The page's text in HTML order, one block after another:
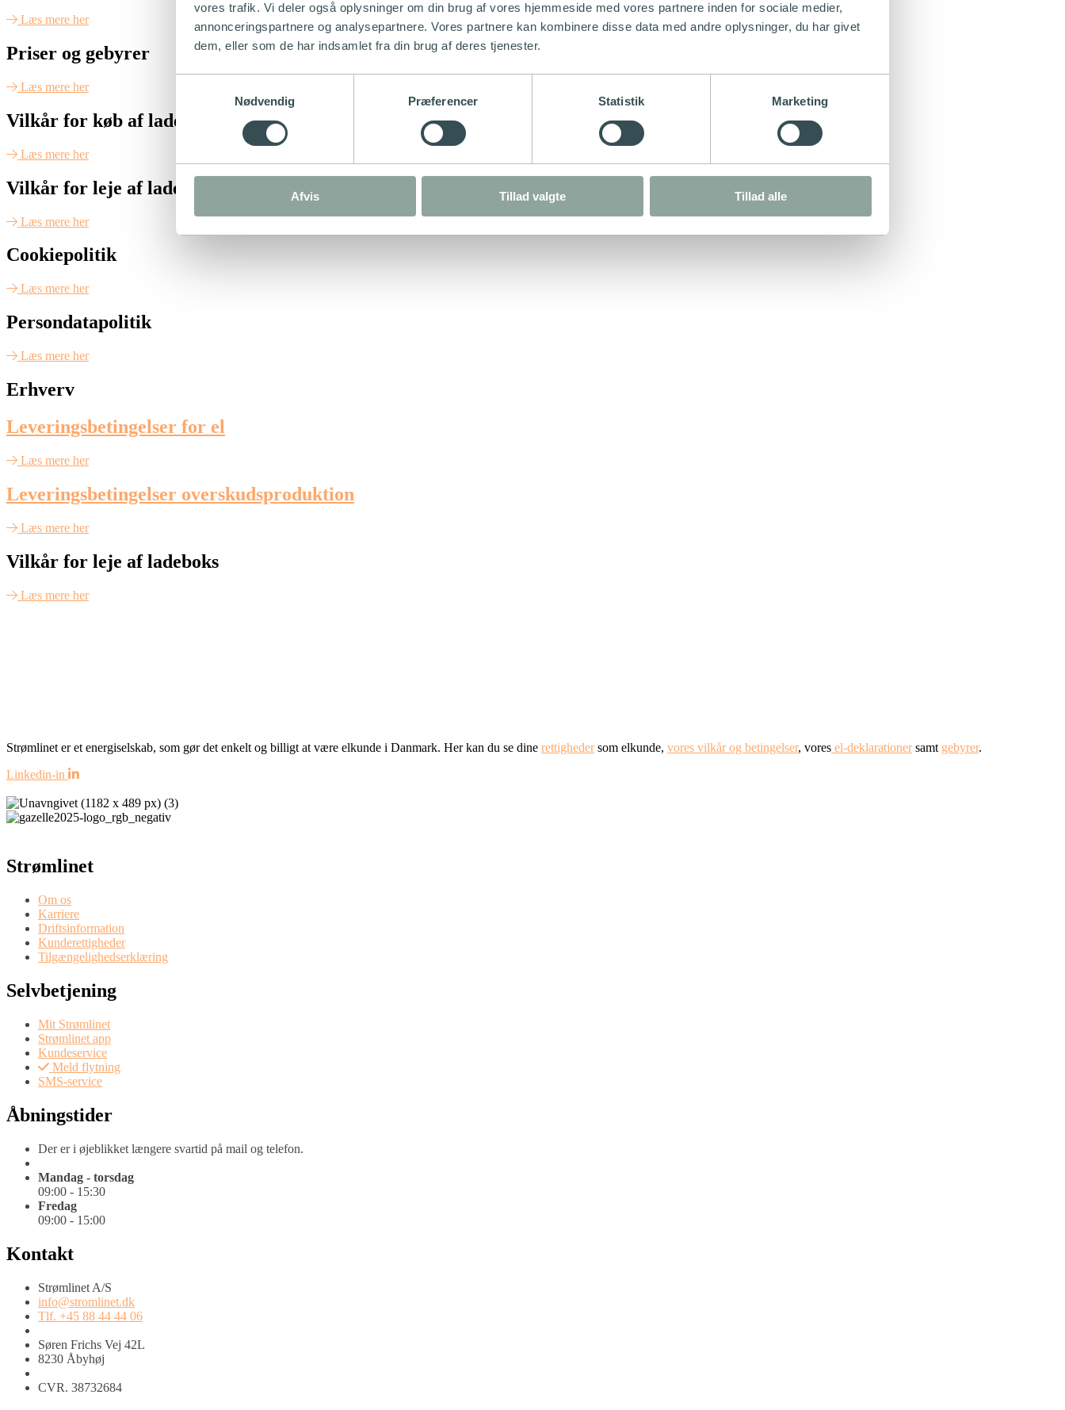
vores trafik. Vi deler også oplysninger om din brug af vores hjemmeside med vores partnere inden for sociale medier,
annonceringspartnere og analysepartnere. Vores partnere kan kombinere disse data med andre oplysninger, du har givet
dem, eller som de har indsamlet fra din brug af deres tjenester.
Nødvendig
Præferencer Statistik Marketing
Afvis Tillad valgte Tillad alle
Læs mere her
Priser og gebyrer
Læs mere her
Vilkår for køb af ladeboks
Læs mere her
Vilkår for leje af ladeboks
Læs mere her
Cookiepolitik
Læs mere her
Persondatapolitik
Læs mere her
Erhverv
Leveringsbetingelser for el
Læs mere her
Leveringsbetingelser overskudsproduktion
Læs mere her
Vilkår for leje af ladeboks
Læs mere her
Strømlinet er et energiselskab, som gør det enkelt og billigt at være elkunde i Danmark. Her kan du se dine rettighedersom elkunde, vores vilkår og betingelser, vores el-deklarationersamt gebyrer.
Linkedin-in
Strømlinet
Om os
Karriere
Driftsinformation
Kunderettigheder
Tilgængelighedserklæring
Selvbetjening
Mit Strømlinet
Strømlinet app
Kundeservice
Meld flytning
SMS-service
Åbningstider
Der er i øjeblikket længere svartid på mail og telefon.
Mandag - torsdag
09:00 - 15:30
Fredag
09:00 - 15:00
Kontakt
Strømlinet A/S
info@stromlinet.dk
Tlf. +45 88 44 44 06
Søren Frichs Vej 42L
8230 Åbyhøj
CVR. 38732684